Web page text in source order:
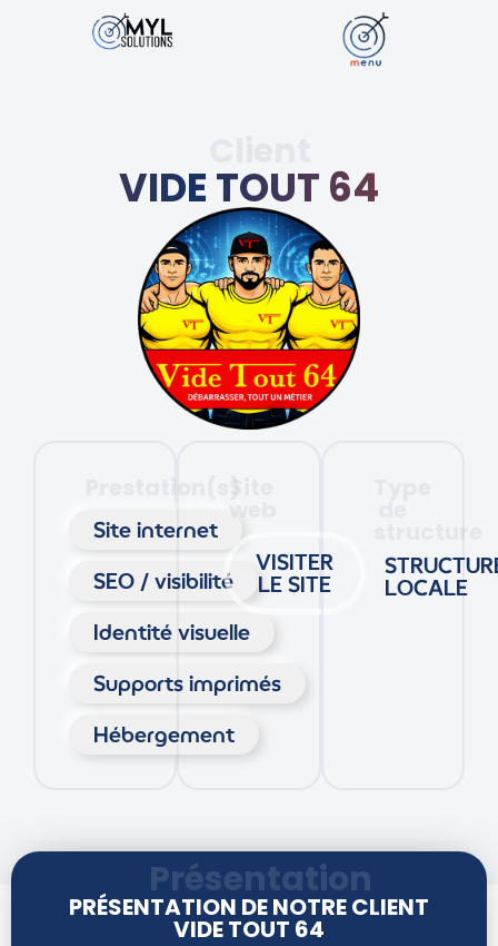
VIDE TOUT 64
Prestation(s)
Site internet
SEO / visibilité
Identité visuelle
Supports imprimés
Hébergement
Site
VISITER
LE SITE
LOCALE
Présentation
PRÉSENTATION DE NOTRE CLIENT
VIDE TOUT 64